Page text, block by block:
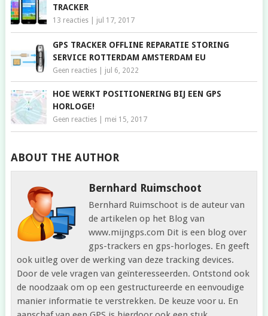
TRACKER
13 reacties| jul 17, 2017
GPS TRACKER OFFLINE REPARATIE STORING
SERVICE ROTTERDAM AMSTERDAM EU
Geen reacties| jul 6, 2022
HOE WERKT POSITIONERING BIJ EEN GPS
HORLOGE!
Geen reacties| mei 15, 2017
ABOUT THE AUTHOR
Bernhard Ruimschoot
Bernhard Ruimschoot is de auteur van
de artikelen op het Blog van
www.mijngps.com Dit is een blog over
gps-trackers en gps-horloges. En geeft
ook uitleg over de werking van deze tracking devices.
Door de vele vragen van geïnteresseerden. Ontstond ook
de noodzaak om op een gestructureerde en eenvoudige
manier informatie te verstrekken. De keuze voor u. En